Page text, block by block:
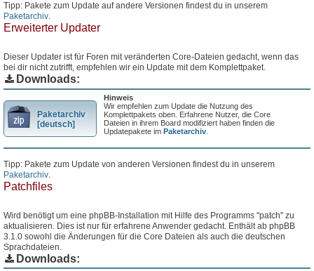
Tipp: Pakete zum Update auf andere Versionen findest du in unserem
Paketarchiv.
Erweiterter Updater
Dieser Updater ist für Foren mit veränderten Core-Dateien gedacht, wenn das
bei dir nicht zutrifft, empfehlen wir ein Update mit dem Komplettpaket.
Downloads:
Paketarchiv
[deutsch]
Hinweis
Wir empfehlen zum Update die Nutzung des
Komplettpakets oben. Erfahrene Nutzer, die Core
Dateien in ihrem Board modifiziert haben finden die
Updatepakete imPaketarchiv
Tipp: Pakete zum Update von anderen Versionen findest du in unserem
Paketarchiv
Patchfiles
Wird benötigt um eine phpBB-Installation mit Hilfe des Programms "patch" zu
aktualisieren. Dies ist nur für erfahrene Anwender gedacht. Enthält ab phpBB
3.1.0 sowohl die Änderungen für die Core Dateien als auch die deutschen
Sprachdateien.
Downloads: